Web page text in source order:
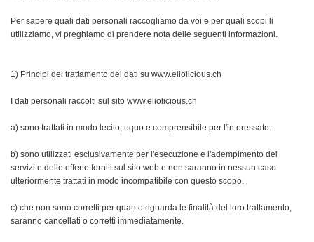
Per sapere quali dati personali raccogliamo da voi e per quali scopi li
utilizziamo, vi preghiamo di prendere nota delle seguenti informazioni.
1) Principi del trattamento dei dati su www.eliolicious.ch
I dati personali raccolti sul sito www.eliolicious.ch
a) sono trattati in modo lecito, equo e comprensibile per l'interessato.
b) sono utilizzati esclusivamente per l'esecuzione e l'adempimento dei
servizi e delle offerte forniti sul sito web e non saranno in nessun caso
ulteriormente trattati in modo incompatibile con questo scopo.
c) che non sono corretti per quanto riguarda le finalità del loro trattamento,
saranno cancellati o corretti immediatamente.